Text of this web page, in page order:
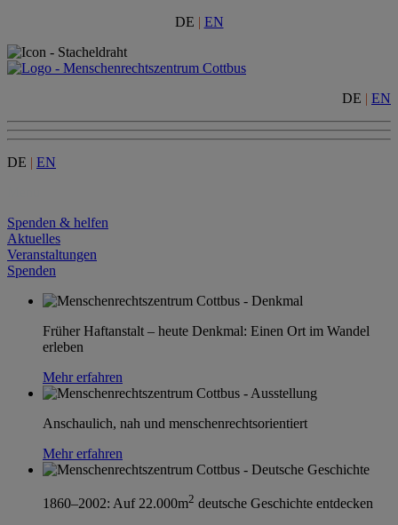
DE | EN
DE | EN
DE | EN
Spenden & helfen
Aktuelles
Veranstaltungen
Spenden
Früher Haftanstalt – heute Denkmal: Einen Ort im Wandel
erleben
Mehr erfahren
Anschaulich, nah und menschenrechtsorientiert
Mehr erfahren
1860–2002: Auf 22.000m2 deutsche Geschichte entdecken